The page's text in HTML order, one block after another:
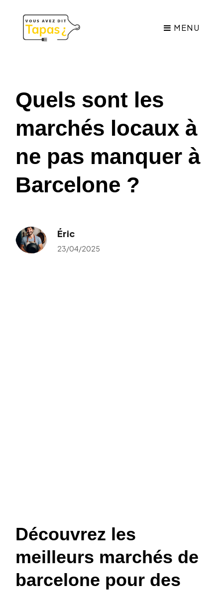
MENU
Quels sont les
marchés locaux à
ne pas manquer à
Barcelone ?
Éric
23/04/2025
Découvrez les
meilleurs marchés de
barcelone pour des